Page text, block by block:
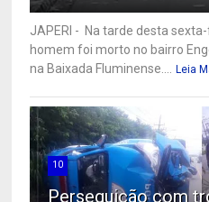
JAPERI - Na tarde desta
homem foi morto no bairro
na Baixada Fluminense....
Leia
10
Perseguição com